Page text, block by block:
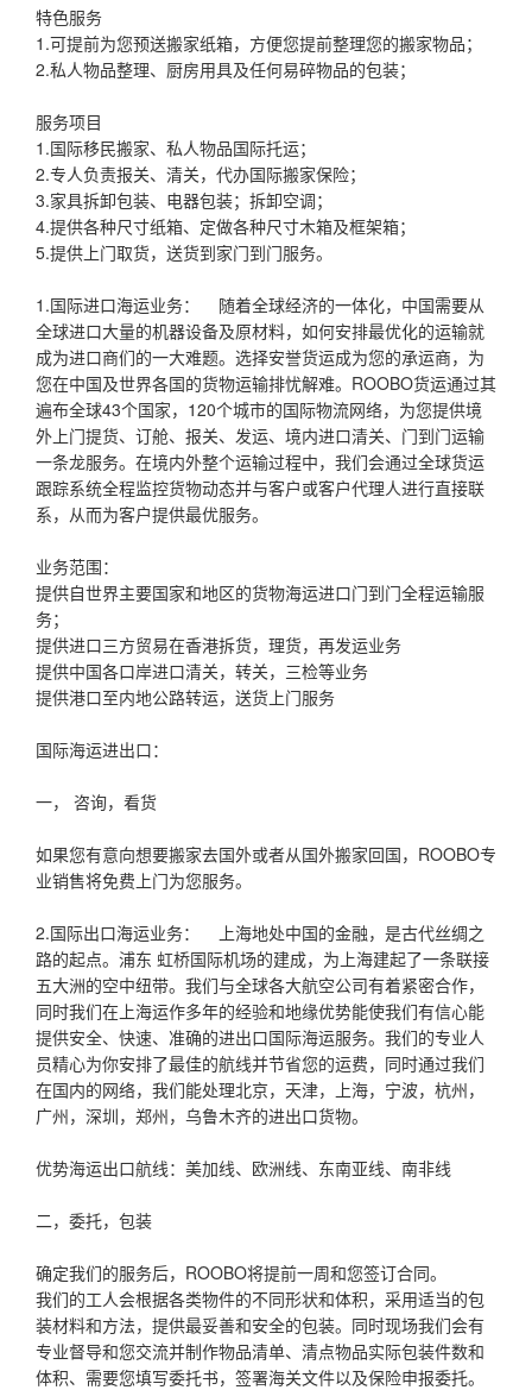
特色服务
1.可提前为您预送搬家纸箱，方便您提前整理您的搬家物品；
2.私人物品整理、厨房用具及任何易碎物品的包装；
服务项目
1.国际移民搬家、私人物品国际托运；
2.专人负责报关、清关，代办国际搬家保险；
3.家具拆卸包装、电器包装；拆卸空调；
4.提供各种尺寸纸箱、定做各种尺寸木箱及框架箱；
5.提供上门取货，送货到家门到门服务。
1.国际进口海运业务： 随着全球经济的一体化，中国需要从
全球进口大量的机器设备及原材料，如何安排最优化的运输就
成为进口商们的一大难题。选择安誉货运成为您的承运商，为
您在中国及世界各国的货物运输排忧解难。ROOBO货运通过其
遍布全球43个国家，120个城市的国际物流网络，为您提供境
外上门提货、订舱、报关、发运、境内进口清关、门到门运输
一条龙服务。在境内外整个运输过程中，我们会通过全球货运
跟踪系统全程监控货物动态并与客户或客户代理人进行直接联
系，从而为客户提供最优服务。
业务范围：
提供自世界主要国家和地区的货物海运进口门到门全程运输服
务；
提供进口三方贸易在香港拆货，理货，再发运业务
提供中国各口岸进口清关，转关，三检等业务
提供港口至内地公路转运，送货上门服务
国际海运进出口：
一， 咨询，看货
如果您有意向想要搬家去国外或者从国外搬家回国，ROOBO专
业销售将免费上门为您服务。
2.国际出口海运业务： 上海地处中国的金融，是古代丝绸之
路的起点。浦东 虹桥国际机场的建成，为上海建起了一条联接
五大洲的空中纽带。我们与全球各大航空公司有着紧密合作，
同时我们在上海运作多年的经验和地缘优势能使我们有信心能
提供安全、快速、准确的进出口国际海运服务。我们的专业人
员精心为你安排了最佳的航线并节省您的运费，同时通过我们
在国内的网络，我们能处理北京，天津，上海，宁波，杭州，
广州，深圳，郑州，乌鲁木齐的进出口货物。
优势海运出口航线：美加线、欧洲线、东南亚线、南非线
二，委托，包装
确定我们的服务后，ROOBO将提前一周和您签订合同。
我们的工人会根据各类物件的不同形状和体积，采用适当的包
装材料和方法，提供最妥善和安全的包装。同时现场我们会有
专业督导和您交流并制作物品清单、清点物品实际包装件数和
体积、需要您填写委托书，签署海关文件以及保险申报委托。